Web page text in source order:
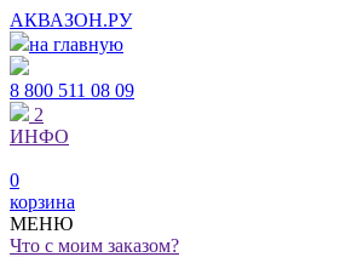
АКВАЗОН.РУ
на главную
8 800 511 08 09
2
ИНФО
0
корзина
МЕНЮ
Что с моим заказом?